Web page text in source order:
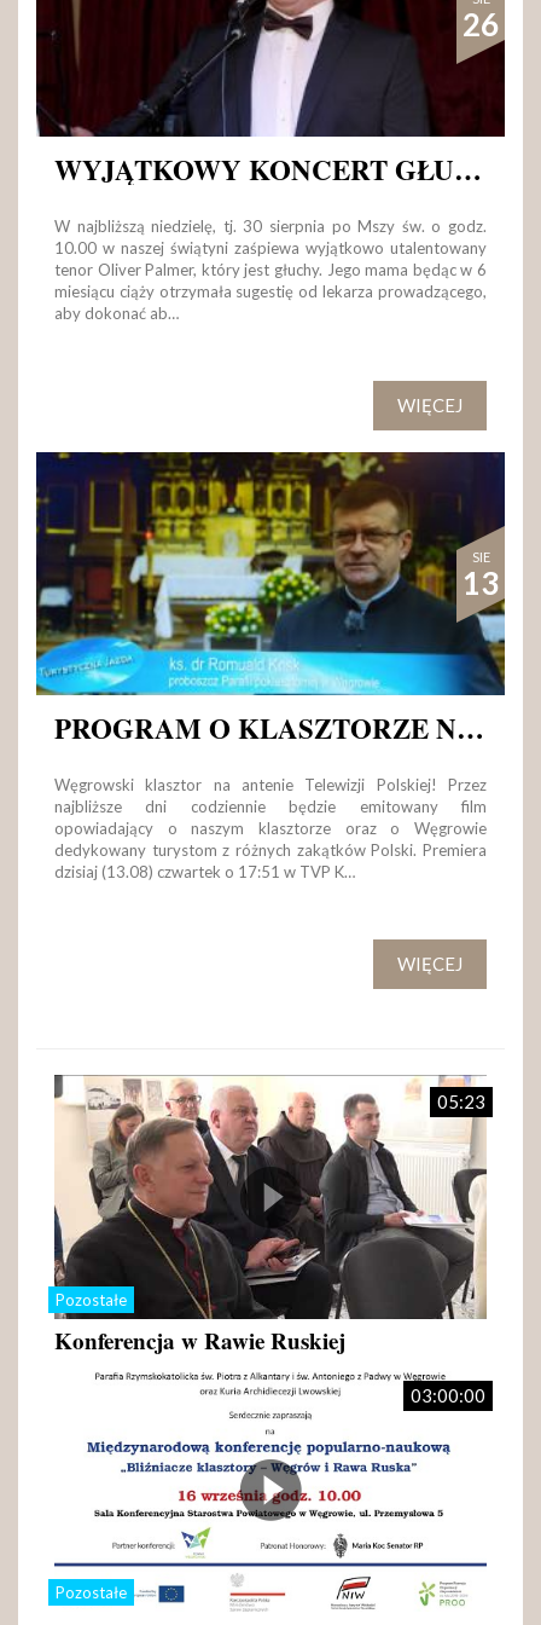
26
WYJĄTKOWY KONCERT GŁUCHEGO TENORA
W najbliższą niedzielę, tj. 30 sierpnia po Mszy św. o godz.
10.00 w naszej świątyni zaśpiewa wyjątkowo utalentowany
tenor Oliver Palmer, który jest głuchy. Jego mama będąc w 6
miesiącu ciąży otrzymała sugestię od lekarza prowadzącego,
aby dokonać ab…
WIĘCEJ
SIE
13
PROGRAM O KLASZTORZE NA ANTENIE TVP
Węgrowski klasztor na antenie Telewizji Polskiej! Przez
najbliższe dni codziennie będzie emitowany film
opowiadający o naszym klasztorze oraz o Węgrowie
dedykowany turystom z różnych zakątków Polski. Premiera
dzisiaj (13.08) czwartek o 17:51 w TVP K…
WIĘCEJ
Pozostałe
05:23
Konferencja w Rawie Ruskiej
Pozostałe
03:00:00